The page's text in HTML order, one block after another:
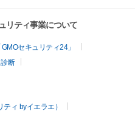
リティ事業について
セキュリティ24」
断
ィ byイエラエ）